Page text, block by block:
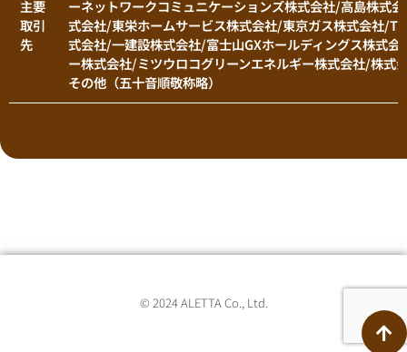
主要
取引
先
ーネットワークコミュニケーションズ株式会社/高島株式
式会社/東栄ホームサービス株式会社/東京ガス株式会社/
式会社/一建設株式会社/富士山GXホールディングス株式
ー株式会社/ミツウロコグリーンエネルギー株式会社/株式
その他（五十音順敬称略）
© 2024 ALETTA Co., Ltd.